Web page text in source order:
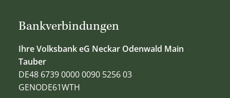
Bankverbindungen
Ihre Volksbank eG Neckar Odenwald Main
Tauber
DE48 6739 0000 0090 5256 03
GENODE61WTH